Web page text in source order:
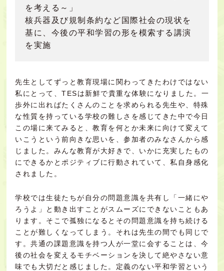
を考える～」
核兵器及び規制条約など国際社会の現状を
基に、今後の平和学習の形を模索する講演
を実施
先生としてずっと教育現場に関わってきたわけではない
私にとって、TESは新鮮で貴重な体験になりました。一
歩外に出ればたくさんのこと を求められる先生や、特殊
な性質を持っている学校の難しさを感じてきた中で今日
この場に来てみると、教育を何とか未来に向けて変えて
いこうという前向きな思いを、参加者のみなさんから感
じました。みんな教育が大好きで、いかに充実したもの
にできるかとポジティブに行動されていて、私自身感化
されました。
学校では生徒たちが自分の問題意識を共有し「一緒にや
ろうよ」と動き出すことがスムーズにできないこともあ
ります。そこで孤独になるとその問題意識を持ち続ける
ことが難しくなってしまう。それは先生の間でも同じで
す。共通の課題意識を持つ人が一堂に会することは、今
後の社会を変えるモチベーションを決して絶やさない意
味でも大切だと感じました。定義のない平和学習という